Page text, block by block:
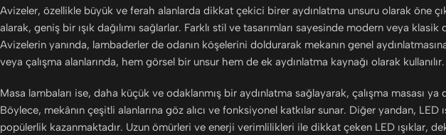
Avizeler, özellikle büyük ve ferah alanlarda dikkat çekici birer aydınlatma unsuru olarak öne
alarak, geniş bir ışık dağılımı sağlarlar. Farklı stil ve tasarımları sayesinde modern veya
Avizelerin yanında, lambaderler de odanın köşelerini doldurarak mekanın genel
veya çalışma alanlarında, hem görsel bir unsur hem de ek aydınlatma kaynağı olarak kullanılır.
Masa lambaları ise, daha küçük ve odaklanmış bir aydınlatma sağlayarak, çalışma masası ya
Böylece, mekânın çeşitli alanlarına göz alıcı ve fonksiyonel katkılar sunar. Diğer yandan, LED
popülerlik kazanmaktadır. Uzun ömürleri ve enerji verimlilikleri ile dikkat çeken LED ışıklar,